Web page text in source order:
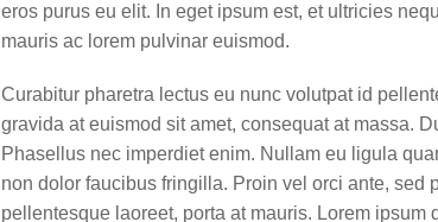
eros purus eu elit. In eget ipsum est, et ultricies
mauris ac lorem pulvinar euismod.
Curabitur pharetra lectus eu nunc volutpat id
gravida at euismod sit amet, consequat at massa.
Phasellus nec imperdiet enim. Nullam eu ligula
non dolor faucibus fringilla. Proin vel orci ante, sed
pellentesque laoreet, porta at mauris. Lorem ipsum